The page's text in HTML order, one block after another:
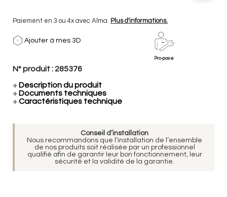
Paiement en 3 ou 4x avec Alma. Plus d'informations.
Ajouter à mes 3D
Pro-pose
N° produit : 285376
+ Description du produit
+ Documents techniques
+Caractéristiques technique
Conseil d’installation
Nous recommandons que l’installation de l’ensemble
de nos produits soit réalisée par un professionnel
qualifié afin de garantir leur bon fonctionnement, leur
sécurité et la validité de la garantie.